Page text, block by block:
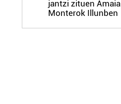
jantzi zituen Amaia
Monterok Illunben